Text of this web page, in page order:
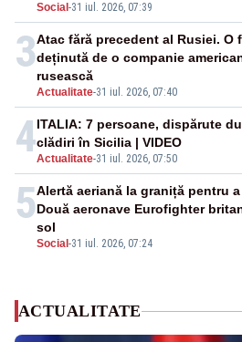
Social -31 iul. 2026, 07:39
3
Actualitate-31 iul. 2026, 07:40
Atac fără precedent al Rusiei. O
deținută de o companie
rusească
4Actualitate-31 iul. 2026, 07:50
ITALIA: 7 persoane, dispărute
clădiri în Sicilia | VIDEO
5
Social -31 iul. 2026, 07:24
Alertă aeriană la graniță pentru
Două aeronave Eurofighter
sol
ACTUALITATE